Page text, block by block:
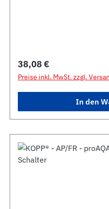
Regulärer Preis:
38,08 €
Preise inkl. MwSt. zzgl.
In den